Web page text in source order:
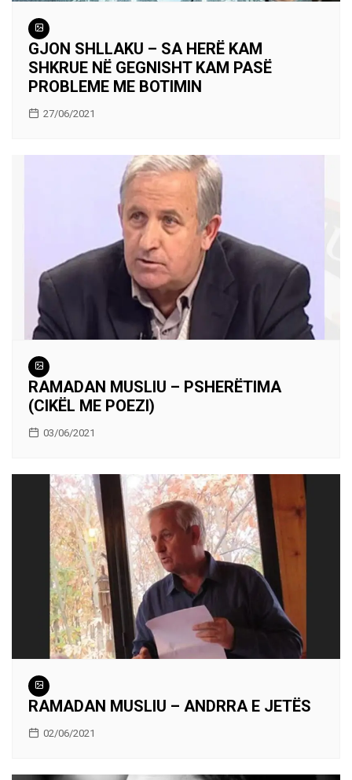
GJON SHLLAKU – SA HERË KAM
SHKRUE NË GEGNISHT KAM PASË
PROBLEME ME BOTIMIN
27/06/2021
RAMADAN MUSLIU – PSHERËTIMA
(CIKËL ME POEZI)
03/06/2021
RAMADAN MUSLIU – ANDRRA E JETËS
02/06/2021